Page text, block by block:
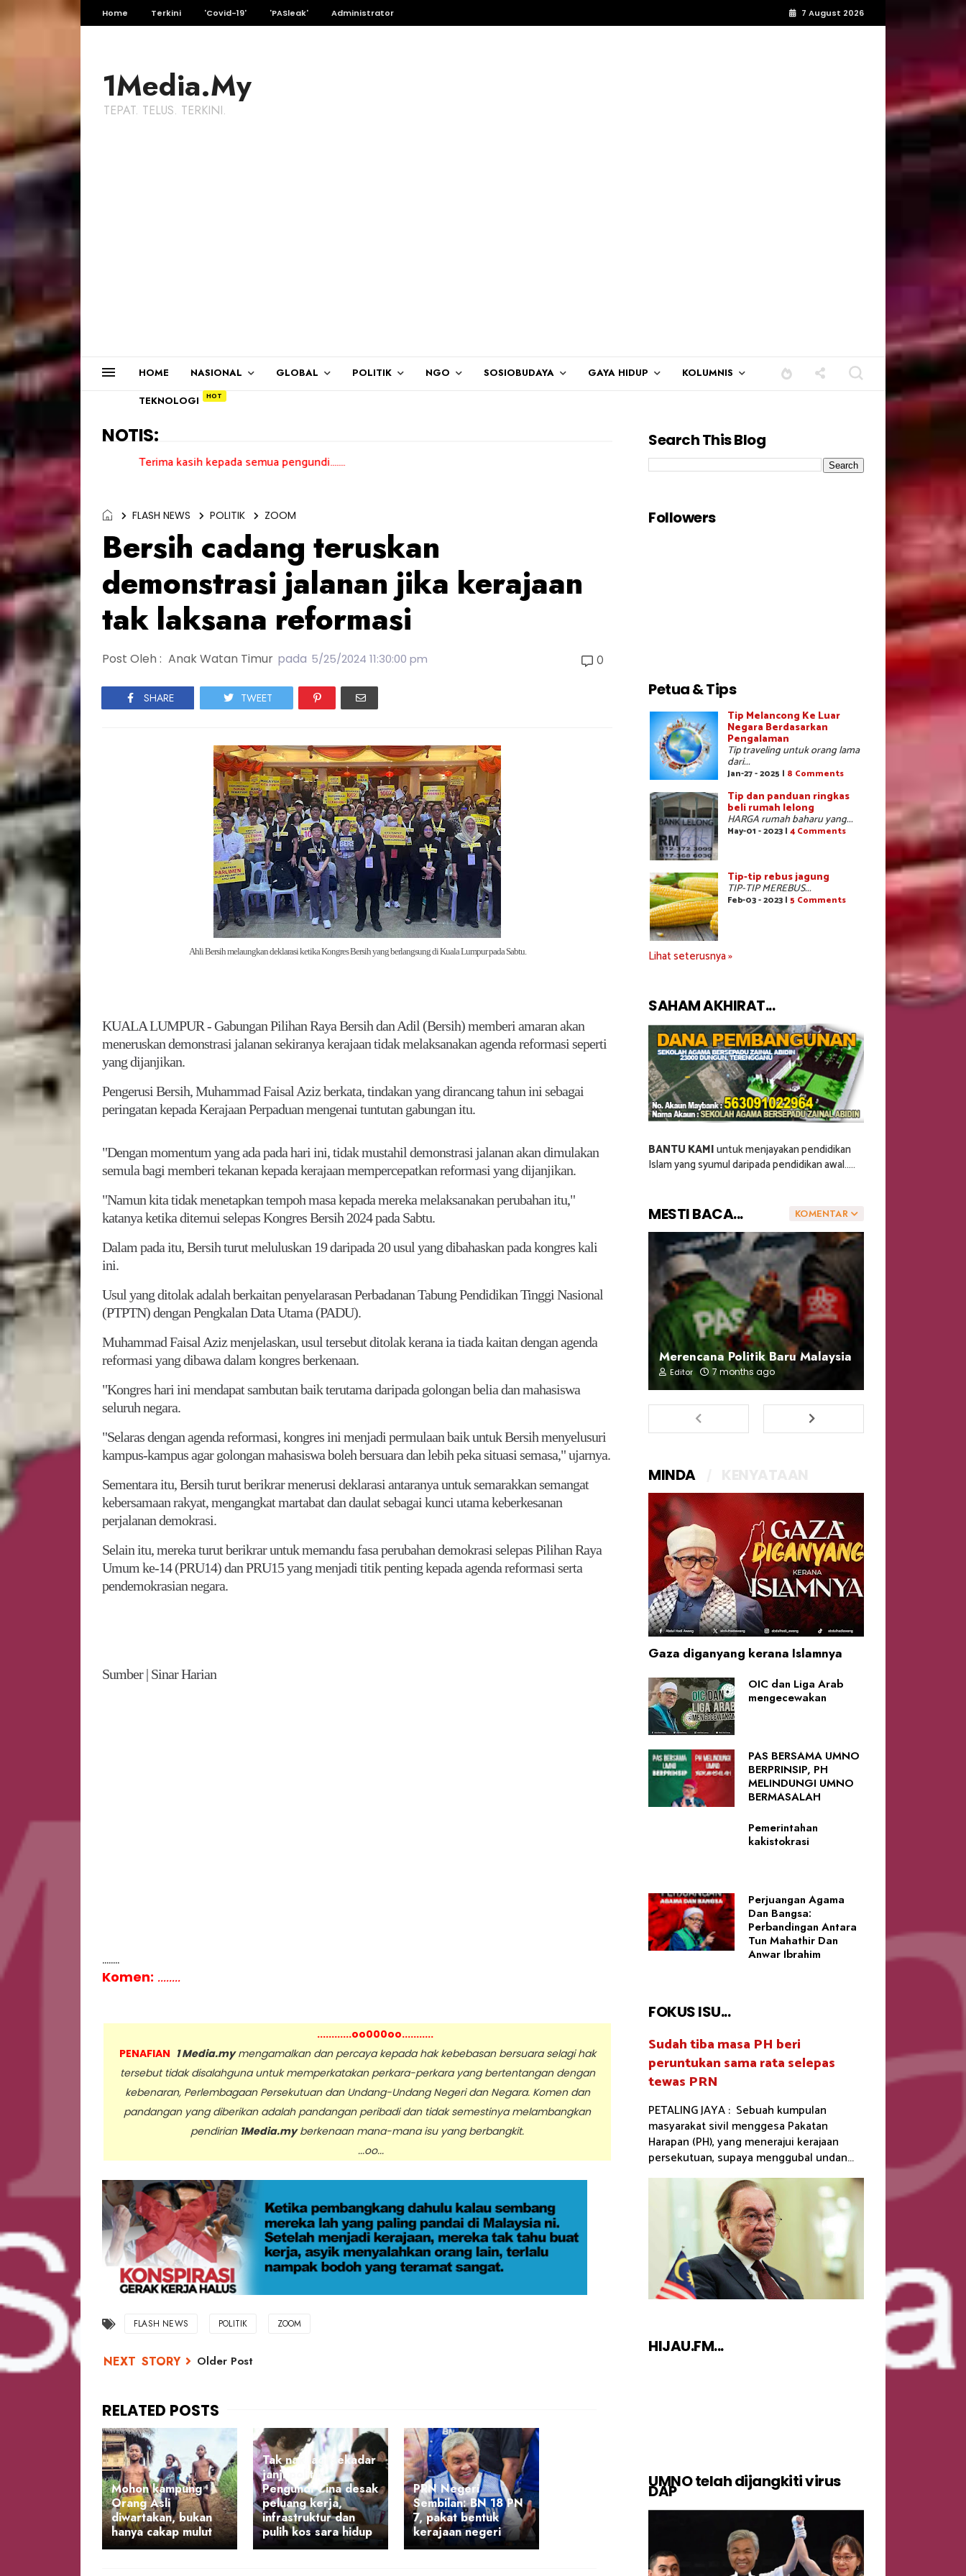
Home Terkini 'Covid-19' 'PASleak' Administrator 7 August 2026
1Media.My
TEPAT. TELUS. TERKINI.
HOME NASIONAL GLOBAL POLITIK NGO SOSIOBUDAYA GAYA HIDUP KOLUMNIS
TEKNOLOGI
NOTIS:
Terima kasih kepada semua pengundi.......
FLASH NEWS POLITIK ZOOM
Bersih cadang teruskan
demonstrasi jalanan jika kerajaan
tak laksana reformasi
Post Oleh : Anak Watan Timur pada 5/25/2024 11:30:00 pm 0
SHARE TWEET
Ahli Bersih melaungkan deklarasi ketika Kongres Bersih yang berlangsung di Kuala Lumpur pada Sabtu.
KUALA LUMPUR - Gabungan Pilihan Raya Bersih dan Adil (Bersih) memberi amaran akan
meneruskan demonstrasi jalanan sekiranya kerajaan tidak melaksanakan agenda reformasi seperti
yang dijanjikan.
Pengerusi Bersih, Muhammad Faisal Aziz berkata, tindakan yang dirancang tahun ini sebagai
peringatan kepada Kerajaan Perpaduan mengenai tuntutan gabungan itu.
"Dengan momentum yang ada pada hari ini, tidak mustahil demonstrasi jalanan akan dimulakan
semula bagi memberi tekanan kepada kerajaan mempercepatkan reformasi yang dijanjikan.
"Namun kita tidak menetapkan tempoh masa kepada mereka melaksanakan perubahan itu,"
katanya ketika ditemui selepas Kongres Bersih 2024 pada Sabtu.
Dalam pada itu, Bersih turut meluluskan 19 daripada 20 usul yang dibahaskan pada kongres kali
ini.
Usul yang ditolak adalah berkaitan penyelarasan Perbadanan Tabung Pendidikan Tinggi Nasional
(PTPTN) dengan Pengkalan Data Utama (PADU).
Muhammad Faisal Aziz menjelaskan, usul tersebut ditolak kerana ia tiada kaitan dengan agenda
reformasi yang dibawa dalam kongres berkenaan.
"Kongres hari ini mendapat sambutan baik terutama daripada golongan belia dan mahasiswa
seluruh negara.
"Selaras dengan agenda reformasi, kongres ini menjadi permulaan baik untuk Bersih menyelusuri
kampus-kampus agar golongan mahasiswa boleh bersuara dan lebih peka situasi semasa," ujarnya.
Sementara itu, Bersih turut berikrar menerusi deklarasi antaranya untuk semarakkan semangat
kebersamaan rakyat, mengangkat martabat dan daulat sebagai kunci utama keberkesanan
perjalanan demokrasi.
Selain itu, mereka turut berikrar untuk memandu fasa perubahan demokrasi selepas Pilihan Raya
Umum ke-14 (PRU14) dan PRU15 yang menjadi titik penting kepada agenda reformasi serta
pendemokrasian negara.
Sumber | Sinar Harian
........
Komen: ........
............oo000oo...........
PENAFIAN 1 Media.mymengamalkan dan percaya kepada hak kebebasan bersuara selagi hak
tersebut tidak disalahguna untuk memperkatakan perkara-perkara yang bertentangan dengan
kebenaran, Perlembagaan Persekutuan dan Undang-Undang Negeri dan Negara. Komen dan
pandangan yang diberikan adalah pandangan peribadi dan tidak semestinya melambangkan
pendirian 1Media.myberkenaan mana-mana isu yang berbangkit.
...oo...
FLASH NEWS POLITIK ZOOM
Older Post
Mohon kampung
Orang Asli
diwartakan, bukan
hanya cakap mulut
Tak nak lagi sekadar
janji politik:
Pengundi Cina desak
peluang kerja,
infrastruktur dan
pulih kos sara hidup
PRN Negeri
Sembilan: BN 18 PN
7, pakat bentuk
kerajaan negeri
Search This Blog
Followers
Petua & Tips
Tip Melancong Ke Luar
Negara Berdasarkan
Pengalaman
Tip traveling untuk orang lama
dari...
Jan-27 - 2025 | 8 Comments
Tip dan panduan ringkas
beli rumah lelong
HARGA rumah baharu yang...
May-01 - 2023 | 4 Comments
Tip-tip rebus jagung
TIP-TIP MEREBUS...
Feb-03 - 2023 | 5 Comments
Lihat seterusnya »
SAHAM AKHIRAT...
BANTU KAMIuntuk menjayakan pendidikan
Islam yang syumul daripada pendidikan awal.....
KOMENTAR
MESTI BACA...
Merencana Politik Baru Malaysia
Editor 7 months ago
MINDA
Gaza diganyang kerana Islamnya
OIC dan Liga Arab
mengecewakan
PAS BERSAMA UMNO
BERPRINSIP, PH
MELINDUNGI UMNO
BERMASALAH
Pemerintahan
kakistokrasi
Perjuangan Agama
Dan Bangsa:
Perbandingan Antara
Tun Mahathir Dan
Anwar Ibrahim
FOKUS ISU...
Sudah tiba masa PH beri
peruntukan sama rata selepas
tewas PRN
PETALING JAYA : Sebuah kumpulan
masyarakat sivil menggesa Pakatan
Harapan (PH), yang menerajui kerajaan
persekutuan, supaya menggubal undan...
HIJAU.FM...
UMNO telah dijangkiti virus
DAP